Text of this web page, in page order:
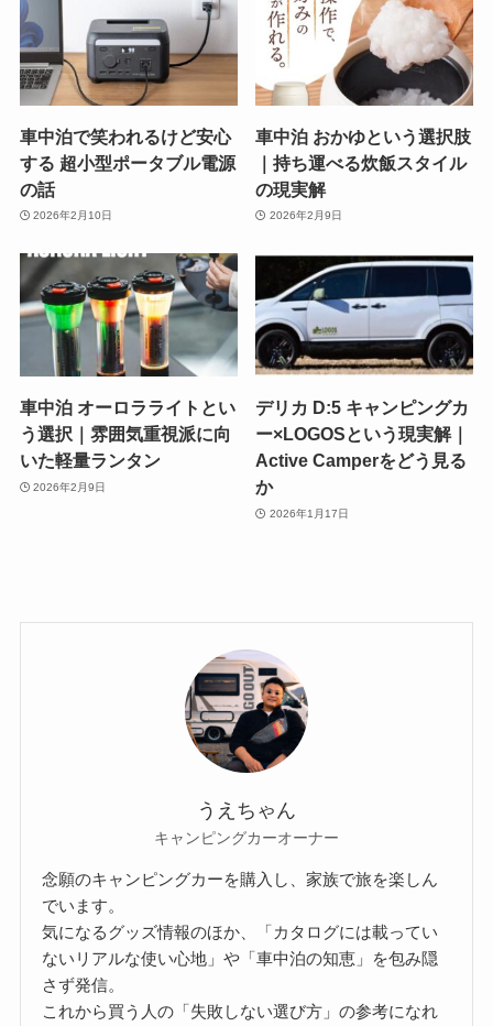
車中泊で笑われるけど安心
する 超小型ポータブル電源
の話
2026年2月10日
車中泊 おかゆという選択肢
｜持ち運べる炊飯スタイル
の現実解
2026年2月9日
車中泊 オーロラライトとい
う選択｜雰囲気重視派に向
いた軽量ランタン
2026年2月9日
デリカ D:5 キャンピングカ
ー×LOGOSという現実解｜
Active Camperをどう見る
か
2026年1月17日
うえちゃん
キャンピングカーオーナー
念願のキャンピングカーを購入し、家族で旅を楽しん
でいます。
気になるグッズ情報のほか、「カタログには載ってい
ないリアルな使い心地」や「車中泊の知恵」を包み隠
さず発信。
これから買う人の「失敗しない選び方」の参考になれ